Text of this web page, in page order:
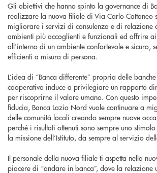
Gli obiettivi che hanno spinto la governance di
realizzare la nuova filiale di Via Carlo Cattaneo
migliorare i servizi di consulenza e di relazione
ambienti più accoglienti e funzionali ed offrire
all’interno di un ambiente confortevole e sicuro,
efficienti a misura di persona.
L’idea di “Banca differente” propria delle
cooperativo induce a privilegiare un rapporto
per riscoprirne il valore umano. Con questo
fiducia, Banca Lazio Nord vuole continuare a
delle comunità locali creando sempre nuove
perché i risultati ottenuti sono sempre uno
la missione dell’Istituto, da sempre al servizio
Il personale della nuova filiale ti aspetta nella
piacere di “andare in banca”, dove la